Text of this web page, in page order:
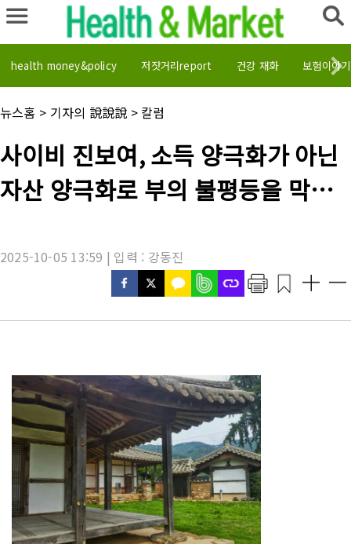
health money&policy 저잣거리report 건강 재화 보험이야기
채
널
뉴스홈 > 기자의 說說說 > 칼럼
기
사
목
:
사이비 진보여, 소득 양극화가 아닌
자산 양극화로 부의 불평등을 막아
2025-10-05 13:59 | 입력 : 강동진